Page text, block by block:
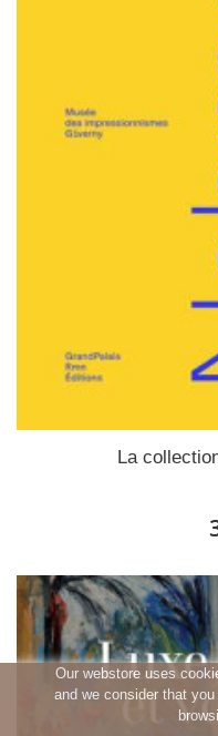
Our webstore uses
and we consider that
La